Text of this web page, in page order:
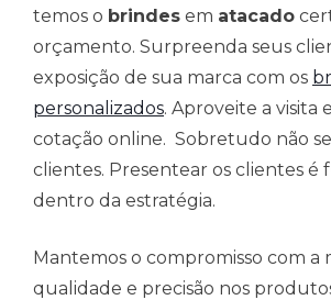
temos o brindes em atacado
orçamento. Surpreenda seus
exposição de sua marca com os
personalizados. Aproveite a visita
cotação online. Sobretudo não
clientes. Presentear os clientes é
dentro da estratégia.
Mantemos o compromisso com a
qualidade e precisão nos